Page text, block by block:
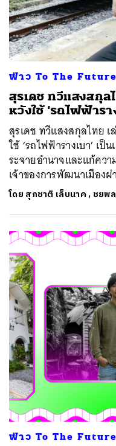
ฟ่าว To The Future
สุรเดช ทวีแสงสกุ
หวังใช้ ‘รถไฟฟ้าร
สุรเดช ทวีแสงสกุลไทย เ
ใช้ ‘รถไฟฟ้ารางเบา’ เ
ระจายอำนาจและแก้คว
เจ้าของการพัฒนาเมือง
โดย สุภชาติ เล็บนาค , ชยพ
ฟ่าว To The Future